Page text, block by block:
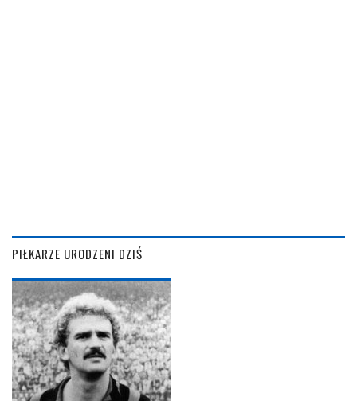
PIŁKARZE URODZENI DZIŚ